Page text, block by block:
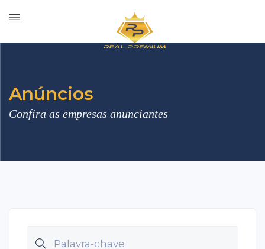
Anúncios
Confira as empresas anunciantes